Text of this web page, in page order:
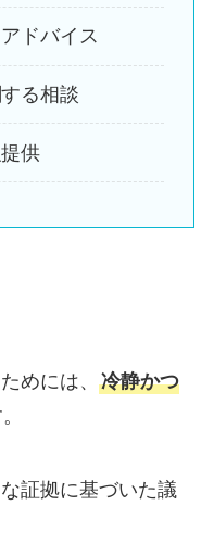
ドバイス
る相談
供
めには、
冷静かつ
証拠に基づいた議